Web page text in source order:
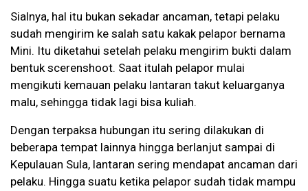
Sialnya, hal itu bukan sekadar ancaman, tetapi pelaku
sudah mengirim ke salah satu kakak pelapor bernama
Mini. Itu diketahui setelah pelaku mengirim bukti dalam
bentuk scerenshoot. Saat itulah pelapor mulai
mengikuti kemauan pelaku lantaran takut keluarganya
malu, sehingga tidak lagi bisa kuliah.
Dengan terpaksa hubungan itu sering dilakukan di
beberapa tempat lainnya hingga berlanjut sampai di
Kepulauan Sula, lantaran sering mendapat ancaman dari
pelaku. Hingga suatu ketika pelapor sudah tidak mampu